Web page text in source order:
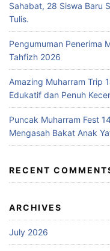
Sahabat, 28 Siswa Baru
Tulis.
Pengumuman Penerima
Tahfizh 2026
Amazing Muharram Trip
Edukatif dan Penuh
Puncak Muharram Fest
Mengasah Bakat Anak
RECENT
ARCHIVES
July 2026